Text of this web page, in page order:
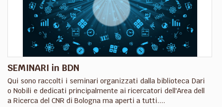
SEMINARI in BDN
Qui sono raccolti i seminari organizzati dalla biblioteca Dari
o Nobili e dedicati principalmente ai ricercatori dell'Area dell
a Ricerca del CNR di Bologna ma aperti a tutti....